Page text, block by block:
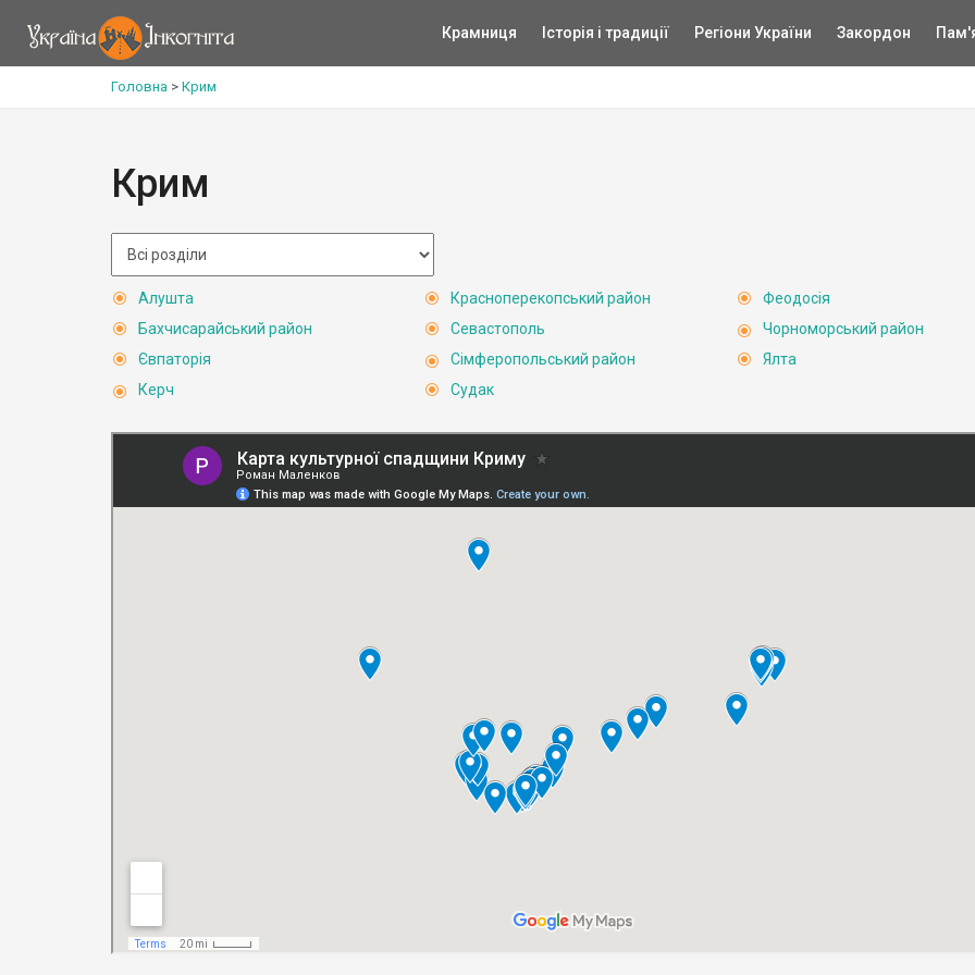
Крамниця Історія і традиції Регіони України Закордон
Головна > Крим
Крим
Алушта
Бахчисарайський район
Євпаторія
Керч
Красноперекопський район
Севастополь
Сімферопольський район
Судак
Феодосія
Чорноморський район
Ялта